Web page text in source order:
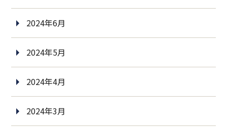
2024年6月
2024年5月
2024年4月
2024年3月